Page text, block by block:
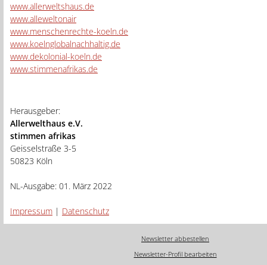
www.allerweltshaus.de
www.alleweltonair
www.menschenrechte-koeln.de
www.koelnglobalnachhaltig.de
www.dekolonial-koeln.de
www.stimmenafrikas.de
Herausgeber:
Allerwelthaus e.V.
stimmen afrikas
Geisselstraße 3-5
50823 Köln
NL-Ausgabe: 01. März 2022
Impressum | Datenschutz
Newsletter abbestellen
Newsletter-Profil bearbeiten